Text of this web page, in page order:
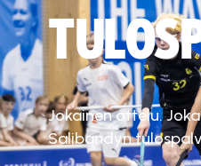
Jokainen ottelu.
Salibandyn